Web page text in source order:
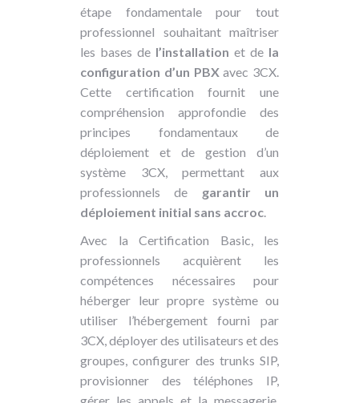
étape fondamentale pour tout
professionnel souhaitant maîtriser
les bases de l’installation et de la
configuration d’un PBXavec 3CX.
Cette certification fournit une
compréhension approfondie des
principes fondamentaux de
déploiement et de gestion d’un
système 3CX, permettant aux
professionnels de garantir un
déploiement initial sans accroc.
Avec la Certification Basic, les
professionnels acquièrent les
compétences nécessaires pour
héberger leur propre système ou
utiliser l’hébergement fourni par
3CX, déployer des utilisateurs et des
groupes, configurer des trunks SIP,
provisionner des téléphones IP,